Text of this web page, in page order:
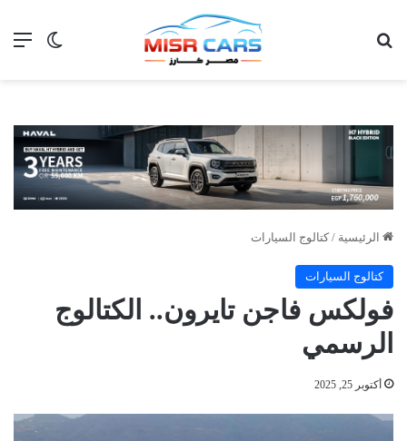
الوضع
الرئيسية / كتالوج السيارات
كتالوج السيارات
فولكس فاجن تايرون.. الكتالوج
الرسمي
أكتوبر 25, 2025